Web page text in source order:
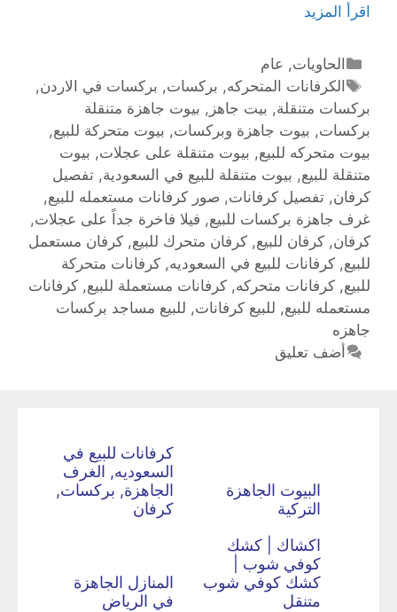
اقرأ المزيد
الحاويات, عام
الكرفانات المتحركه, بركسات, بركسات في الاردن,
بركسات متنقلة, بيت جاهز, بيوت جاهزة متنقلة
بركسات, بيوت جاهزة وبركسات, بيوت متحركة للبيع,
بيوت متحركه للبيع, بيوت متنقلة على عجلات, بيوت
متنقلة للبيع, بيوت متنقلة للبيع في السعودية, تفصيل
كرفان, تفصيل كرفانات, صور كرفانات مستعمله للبيع,
غرف جاهزة بركسات للبيع, فيلا فاخرة جداً على عجلات,
كرفان, كرفان للبيع, كرفان متحرك للبيع, كرفان مستعمل
للبيع, كرفانات للبيع في السعوديه, كرفانات متحركة
للبيع, كرفانات متحركه, كرفانات مستعملة للبيع, كرفانات
مستعمله للبيع, للبيع كرفانات, للبيع مساجد بركسات
جاهزه
أضف تعليق
البيوت الجاهزة
التركية
كرفانات للبيع في
السعوديه, الغرف
الجاهزة, بركسات,
كرفان
اكشاك | كشك
كوفي شوب |
كشك كوفي شوب
متنقل
المنازل الجاهزة
في الرياض